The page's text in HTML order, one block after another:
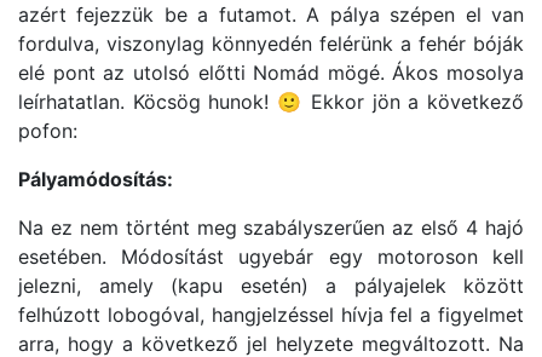
azért fejezzük be a futamot. A pálya szépen el van
fordulva, viszonylag könnyedén felérünk a fehér bóják
elé pont az utolsó előtti Nomád mögé. Ákos mosolya
leírhatatlan. Köcsög hunok! 🙂 Ekkor jön a következő
pofon:
Pályamódosítás:
Na ez nem történt meg szabályszerűen az első 4 hajó
esetében. Módosítást ugyebár egy motoroson kell
jelezni, amely (kapu esetén) a pályajelek között
felhúzott lobogóval, hangjelzéssel hívja fel a figyelmet
arra, hogy a következő jel helyzete megváltozott. Na